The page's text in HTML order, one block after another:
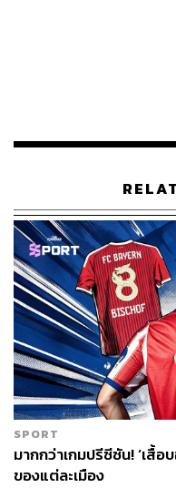
SPORT
มากกว่าเกมปรีซีซัน! ‘เสื้
ของแต่ละเมือง